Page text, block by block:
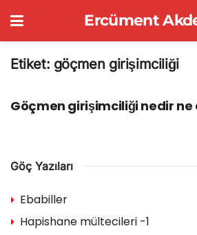
Ercüment
Etiket: göçmen girişimciliği
Göçmen girişimciliği nedir ne
Göç Yazıları
Ebabiller
Hapishane mültecileri -1